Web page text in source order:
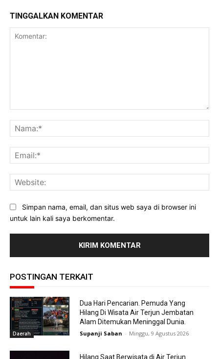
TINGGALKAN KOMENTAR
Simpan nama, email, dan situs web saya di browser ini
untuk lain kali saya berkomentar.
POSTINGAN TERKAIT
Daerah
Dua Hari Pencarian. Pemuda Yang
Hilang Di Wisata Air Terjun Jembatan
Alam Ditemukan Meninggal Dunia.
Supanji Saban - Minggu, 9 Agustus 2026
Hilang Saat Berwisata di Air Terjun